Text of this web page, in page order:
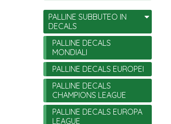
PALLINE SUBBUTEO IN
DECALS
PALLINE DECALS
MONDIALI
PALLINE DECALS EUROPEI
PALLINE DECALS
CHAMPIONS LEAGUE
PALLINE DECALS EUROPA
LEAGUE